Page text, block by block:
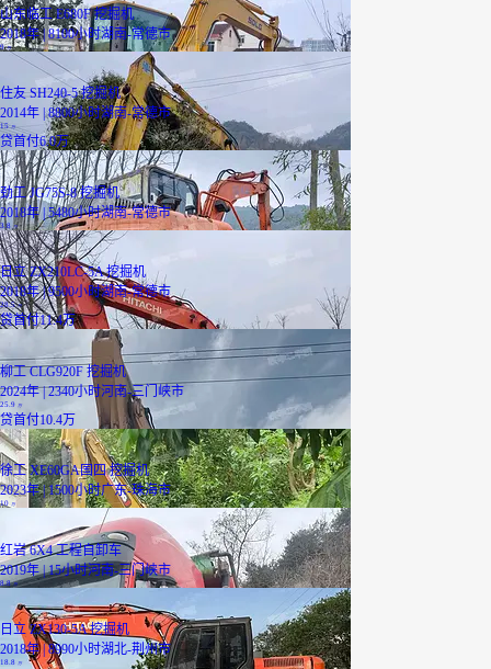
山东临工 E680F 挖掘机
2018年 | 8100小时湖南-常德市
9万
住友 SH240-5 挖掘机
2014年 | 8800小时湖南-常德市
15万
贷首付6.0万
劲工 JG75S-8 挖掘机
2018年 | 5480小时湖南-常德市
3.8 万
日立 ZX210LC-5A 挖掘机
2018年 | 9500小时湖南-常德市
28.5万
贷首付11.4万
柳工 CLG920F 挖掘机
2024年 | 2340小时河南-三门峡市
25.9 万
贷首付10.4万
徐工 XE60GA国四 挖掘机
2023年 | 1500小时广东-珠海市
10 万
红岩 6X4 工程自卸车
2019年 | 15小时河南-三门峡市
8.8 万
日立 ZX130-5A 挖掘机
2018年 | 8990小时湖北-荆州市
18.8 万